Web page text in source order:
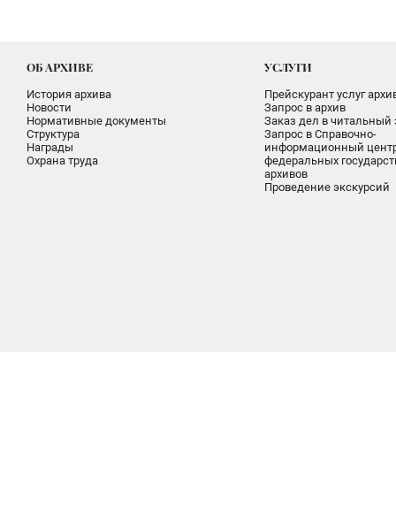
ОБ АРХИВЕ
История архива
Новости
Нормативные документы
Структура
Награды
Охрана труда
УСЛУГИ
Прейскурант услуг
Запрос в архив
Заказ дел в читальный
Запрос в Справочно-
информационный
федеральных
архивов
Проведение экскурсий